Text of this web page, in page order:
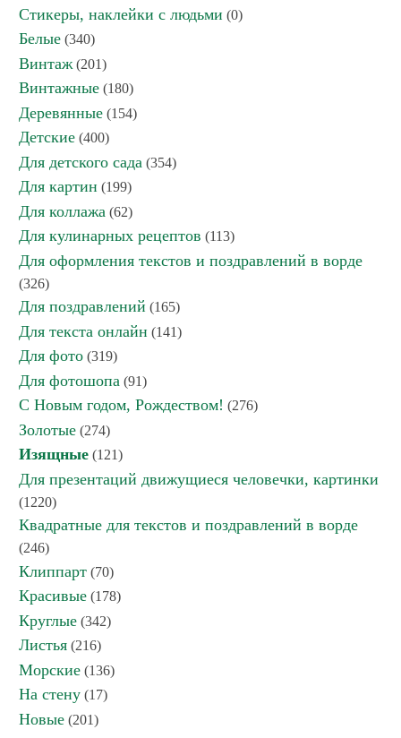
Стикеры, наклейки с людьми (0)
Белые (340)
Винтаж (201)
Винтажные (180)
Деревянные (154)
Детские (400)
Для детского сада (354)
Для картин (199)
Для коллажа (62)
Для кулинарных рецептов (113)
Для оформления текстов и поздравлений в ворде
(326)
Для поздравлений (165)
Для текста онлайн (141)
Для фото (319)
Для фотошопа (91)
С Новым годом, Рождеством! (276)
Золотые (274)
Изящные (121)
Для презентаций движущиеся человечки, картинки
(1220)
Квадратные для текстов и поздравлений в ворде
(246)
Клиппарт (70)
Красивые (178)
Круглые (342)
Листья (216)
Морские (136)
На стену (17)
Новые (201)